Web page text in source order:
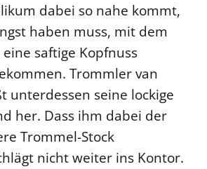
dabei so nahe kommt,
haben muss, mit dem
saftige Kopfnuss
Trommler van
unterdessen seine lockige
her. Dass ihm dabei der
Trommel-Stock
nicht weiter ins Kontor.